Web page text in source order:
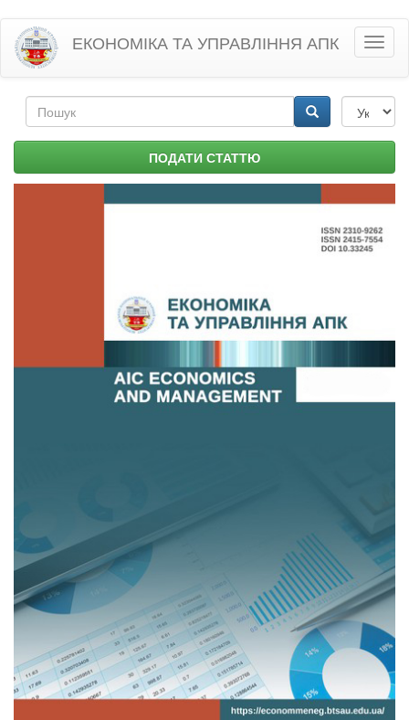
Перейти
основного
матеріалу
ЕКОНОМІКА ТА УПРАВЛІННЯ АПК
Пошукова
форма ПОДАТИ СТАТТЮ